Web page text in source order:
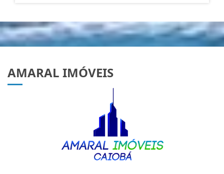
AMARAL IMÓVEIS